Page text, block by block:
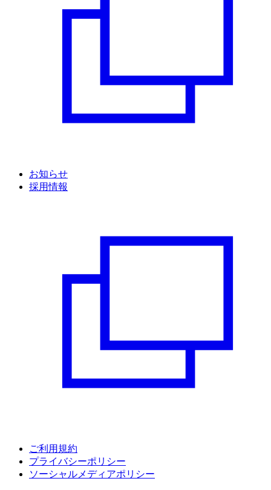
お知らせ
採用情報
ご利用規約
プライバシーポリシー
ソーシャルメディアポリシー